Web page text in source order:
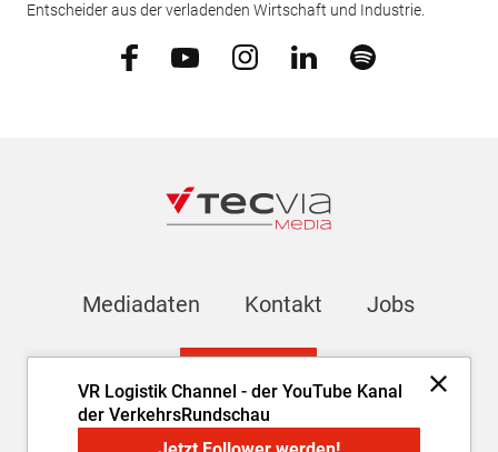
VR Logistik Channel - der YouTube Kanal
der VerkehrsRundschau
Entscheider aus der verladenden Wirtschaft und Industrie.
Mediadaten Kontakt Jobs
AGB Datenschutz Cookie-Einstellungen